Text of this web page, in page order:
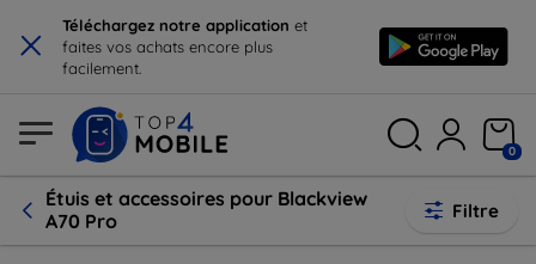
× Téléchargez notre application et
faites vos achats encore plus
facilement.
0
Étuis et accessoires pour Blackview
A70 Pro
Filtre